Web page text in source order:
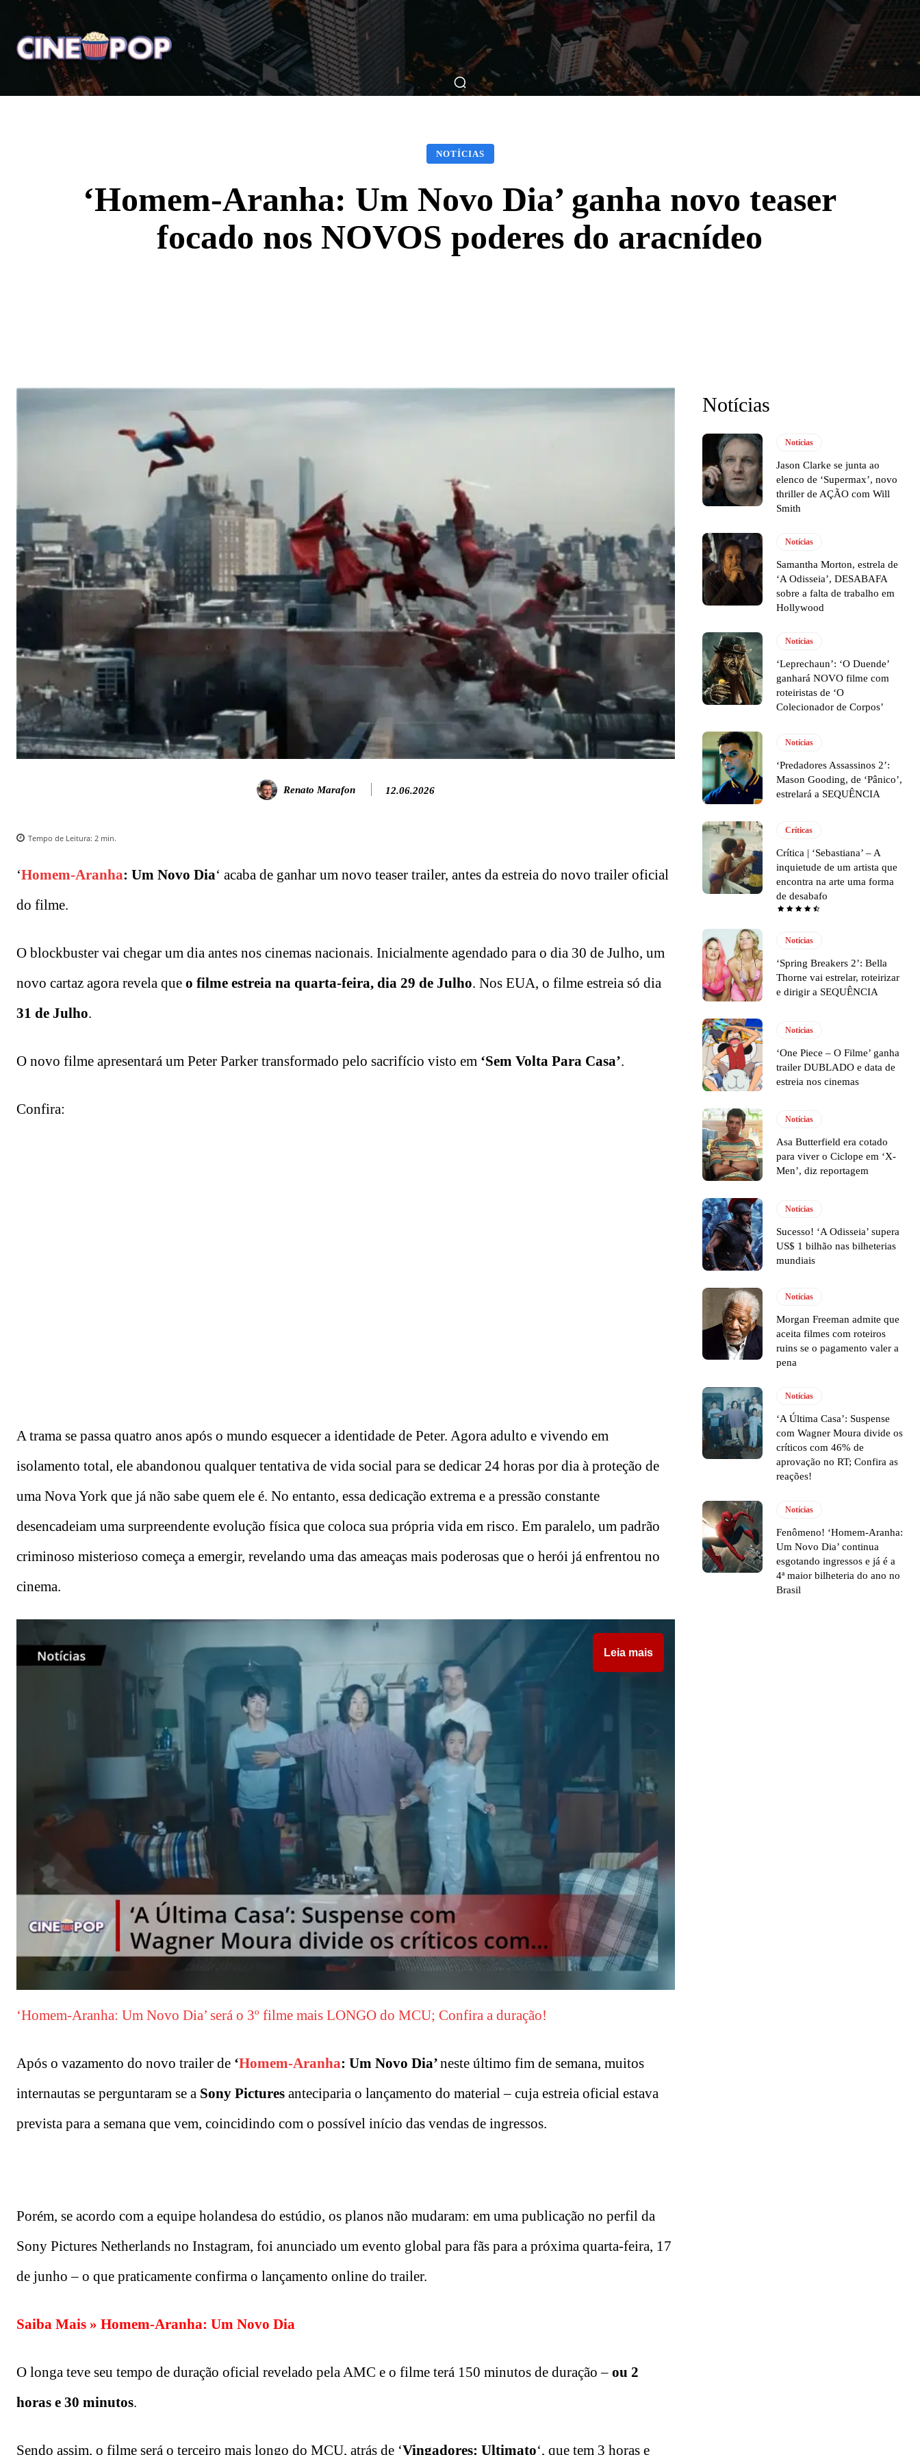
Home Notícias Críticas Breve Nos Cinemas Matérias Nos Cinemas Filmes Séries Música Gênero
NOTÍCIAS
‘Homem-Aranha: Um Novo Dia’ ganha novo teaser
focado nos NOVOS poderes do aracnídeo
Renato Marafon 12.06.2026
Tempo de Leitura: 2 min.
‘Homem-Aranha: Um Novo Dia‘ acaba de ganhar um novo teaser trailer, antes da estreia do novo trailer oficial
do filme.
O blockbuster vai chegar um dia antes nos cinemas nacionais. Inicialmente agendado para o dia 30 de Julho, um
novo cartaz agora revela que o filme estreia na quarta-feira, dia 29 de Julho. Nos EUA, o filme estreia só dia
31 de Julho.
O novo filme apresentará um Peter Parker transformado pelo sacrifício visto em ‘Sem Volta Para Casa’.
Confira:
A trama se passa quatro anos após o mundo esquecer a identidade de Peter. Agora adulto e vivendo em
isolamento total, ele abandonou qualquer tentativa de vida social para se dedicar 24 horas por dia à proteção de
uma Nova York que já não sabe quem ele é. No entanto, essa dedicação extrema e a pressão constante
desencadeiam uma surpreendente evolução física que coloca sua própria vida em risco. Em paralelo, um padrão
criminoso misterioso começa a emergir, revelando uma das ameaças mais poderosas que o herói já enfrentou no
cinema.
Leia mais
‘Homem-Aranha: Um Novo Dia’ será o 3º filme mais LONGO do MCU; Confira a duração!
Após o vazamento do novo trailer de ‘Homem-Aranha: Um Novo Dia’neste último fim de semana, muitos
internautas se perguntaram se a Sony Pictures anteciparia o lançamento do material – cuja estreia oficial estava
prevista para a semana que vem, coincidindo com o possível início das vendas de ingressos.
Porém, se acordo com a equipe holandesa do estúdio, os planos não mudaram: em uma publicação no perfil da
Sony Pictures Netherlands no Instagram, foi anunciado um evento global para fãs para a próxima quarta-feira, 17
de junho – o que praticamente confirma o lançamento online do trailer.
Saiba Mais » Homem-Aranha: Um Novo Dia
O longa teve seu tempo de duração oficial revelado pela AMC e o filme terá 150 minutos de duração – ou 2
horas e 30 minutos.
Sendo assim, o filme será o terceiro mais longo do MCU, atrás de ‘Vingadores: Ultimato‘, que tem 3 horas e
Notícias
Notícias
Jason Clarke se junta ao
elenco de ‘Supermax’, novo
thriller de AÇÃO com Will
Smith
Notícias
Samantha Morton, estrela de
‘A Odisseia’, DESABAFA
sobre a falta de trabalho em
Hollywood
Notícias
‘Leprechaun’: ‘O Duende’
ganhará NOVO filme com
roteiristas de ‘O
Colecionador de Corpos’
Notícias
‘Predadores Assassinos 2’:
Mason Gooding, de ‘Pânico’,
estrelará a SEQUÊNCIA
Críticas
Crítica | ‘Sebastiana’ – A
inquietude de um artista que
encontra na arte uma forma
de desabafo
Notícias
‘Spring Breakers 2’: Bella
Thorne vai estrelar, roteirizar
e dirigir a SEQUÊNCIA
Notícias
‘One Piece – O Filme’ ganha
trailer DUBLADO e data de
estreia nos cinemas
Notícias
Asa Butterfield era cotado
para viver o Ciclope em ‘X-
Men’, diz reportagem
Notícias
Sucesso! ‘A Odisseia’ supera
US$ 1 bilhão nas bilheterias
mundiais
Notícias
Morgan Freeman admite que
aceita filmes com roteiros
ruins se o pagamento valer a
pena
Notícias
‘A Última Casa’: Suspense
com Wagner Moura divide os
críticos com 46% de
aprovação no RT; Confira as
reações!
Notícias
Fenômeno! ‘Homem-Aranha:
Um Novo Dia’ continua
esgotando ingressos e já é a
4ª maior bilheteria do ano no
Brasil